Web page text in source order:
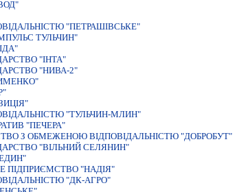
"ПЕТРАШIВСЬКЕ"
ТУЛЬЧИН"
"IНТА"
"НИВА-2"
"ТУЛЬЧИН-МЛИН"
"ПЕЧЕРА"
З ОБМЕЖЕНОЮ ВIДПОВIДАЛЬНIСТЮ "ДОБРОБУТ"
"ВIЛЬНИЙ СЕЛЯНИН"
ПIДПРИЄМСТВО "НАДIЯ"
"ДК-АГРО"